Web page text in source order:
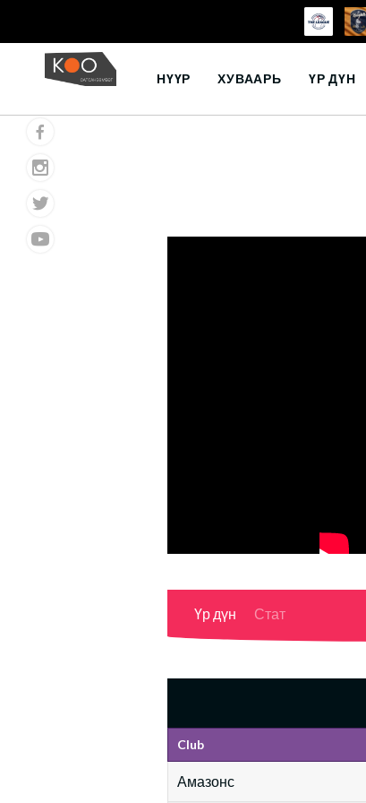
НҮҮР ХУВААРЬ ҮР ДҮН
Үр дүн Стат
Club
Амазонс